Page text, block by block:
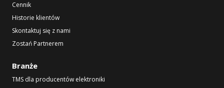
Cennik
Historie klientów
Skontaktuj się z nami
Zostań Partnerem
Branże
TMS dla producentów elektroniki